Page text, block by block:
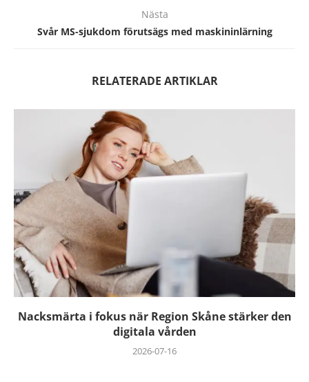
Nästa
Svår MS-sjukdom förutsägs med maskininlärning
RELATERADE ARTIKLAR
Nacksmärta i fokus när Region Skåne stärker den
digitala vården
2026-07-16